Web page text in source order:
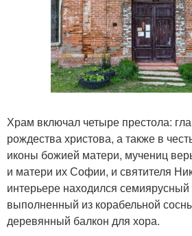
Храм включал четыре престола:
рождества христова, а также в
иконы божией матери, мучениц
и матери их Софии, и святителя
интерьере находился семиярусный
выполненный из корабельной
деревянный балкон для хора.